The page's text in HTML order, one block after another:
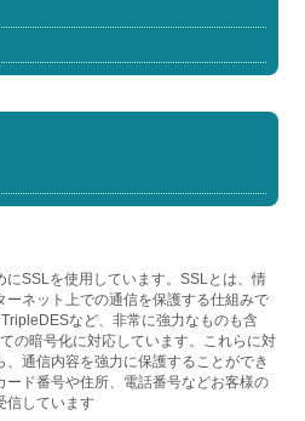
にSSLを使用しています。SSLとは、情
ネット上での通信を保護する仕組みで
など、非常に強力なものも含
の暗号化に対応しています。これらに対
通信内容を強力に保護することができ
ード番号や住所、電話番号などお客様の
信しています